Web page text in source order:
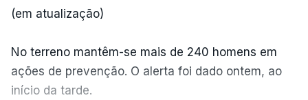
(em atualização)
No terreno mantêm-se mais de 240 homens em
ações de prevenção. O alerta foi dado ontem, ao
início da tarde.